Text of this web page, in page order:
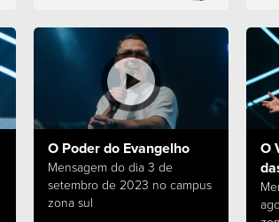
O Poder do Evangelho
Mensagem do dia 3 de
setembro de 2023 no campus
zona sul
O